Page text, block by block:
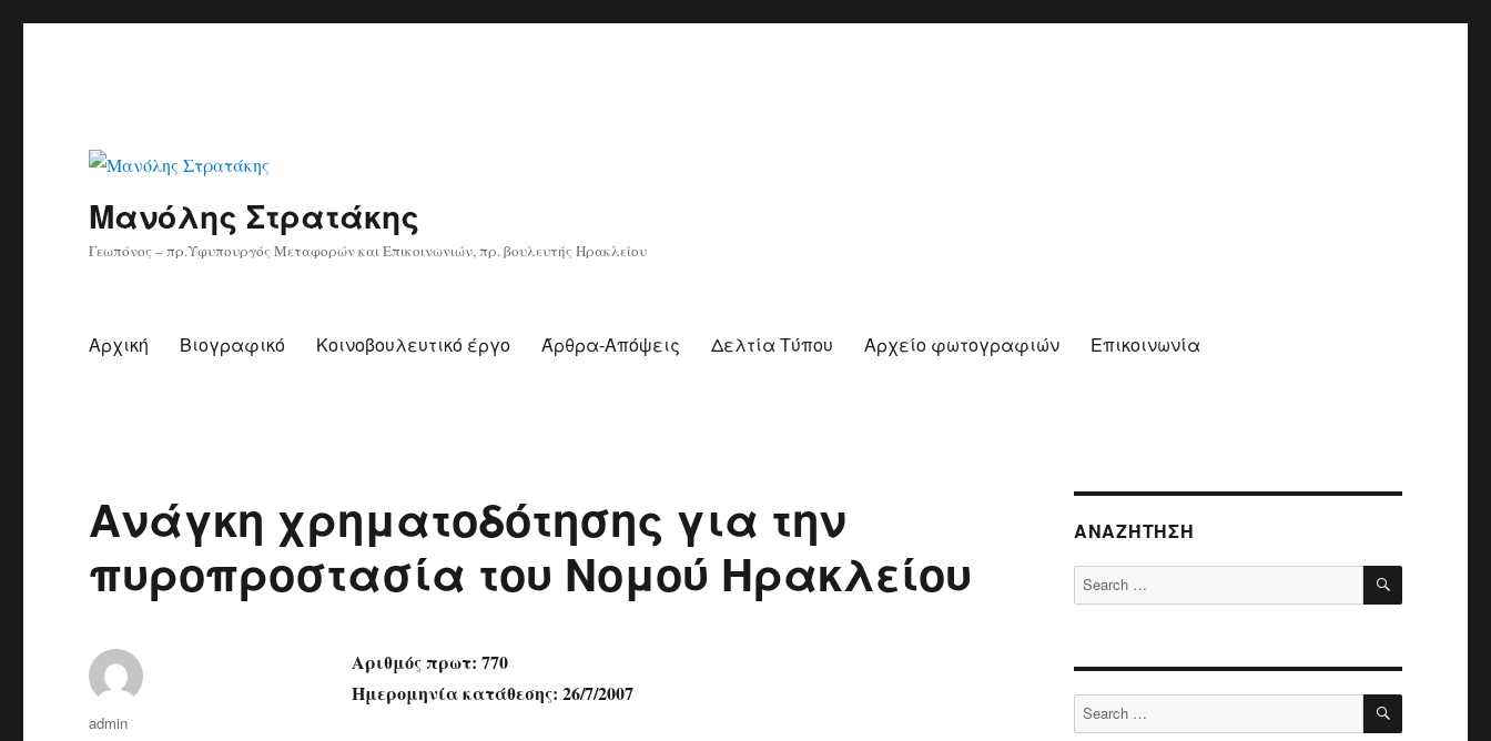
Μανόλης Στρατάκης
Γεωπόνος – πρ.Υφυπουργός Μεταφορών και Επικοινωνιών, πρ. βουλευτής Ηρακλείου
Αρχική Βιογραφικό Κοινοβουλευτικό έργο Άρθρα-Απόψεις Δελτία Τύπου Αρχείο φωτογραφιών Επικοινωνία
Ανάγκη χρηματοδότησης για την
πυροπροστασία του Νομού Ηρακλείου
Αριθμός πρωτ: 770
Ημερομηνία κατάθεσης: 26/7/2007
Author
admin
ΑΝΑΖΉΤΗΣΗ
Search
for:
SEARCH
Search
for:
SEARCH